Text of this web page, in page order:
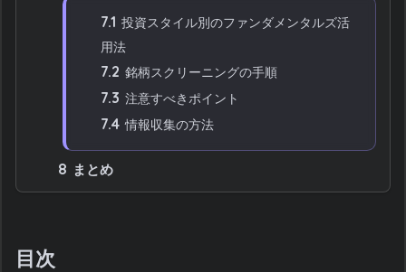
7.1 投資スタイル別のファンダメンタルズ活
用法
7.2 銘柄スクリーニングの手順
7.3 注意すべきポイント
7.4 情報収集の方法
8 まとめ
目次